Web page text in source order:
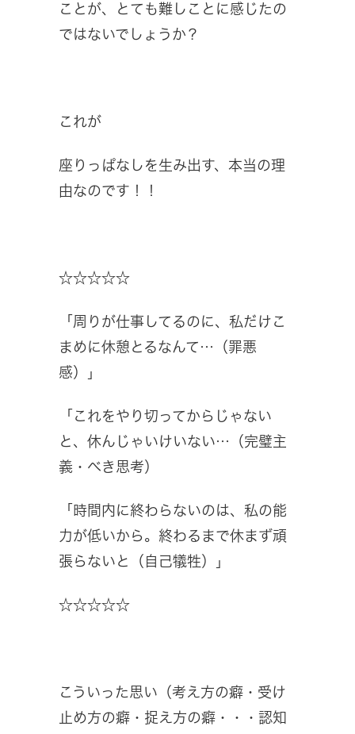
ことが、とても難しことに感じたの
ではないでしょうか？
これが
座りっぱなしを生み出す、本当の理
由なのです！！
☆☆☆☆☆
「周りが仕事してるのに、私だけこ
まめに休憩とるなんて…（罪悪
感）」
「これをやり切ってからじゃない
と、休んじゃいけいない…（完璧主
義・べき思考）
「時間内に終わらないのは、私の能
力が低いから。終わるまで休まず頑
張らないと（自己犠牲）」
☆☆☆☆☆
こういった思い（考え方の癖・受け
止め方の癖・捉え方の癖・・・認知